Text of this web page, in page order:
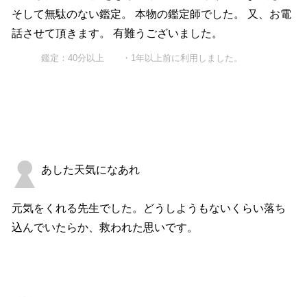
そして無駄のない鑑定。 本物の鑑定師でした。 又、お電
話させて頂きます。 有難うございました。
鑑定：40分以上 ・1年以上前に利用しました。
あした天気になあれ
元気をくれる先生でした。どうしようもないくらい落ち
込んでいたらか、救われた思いです。